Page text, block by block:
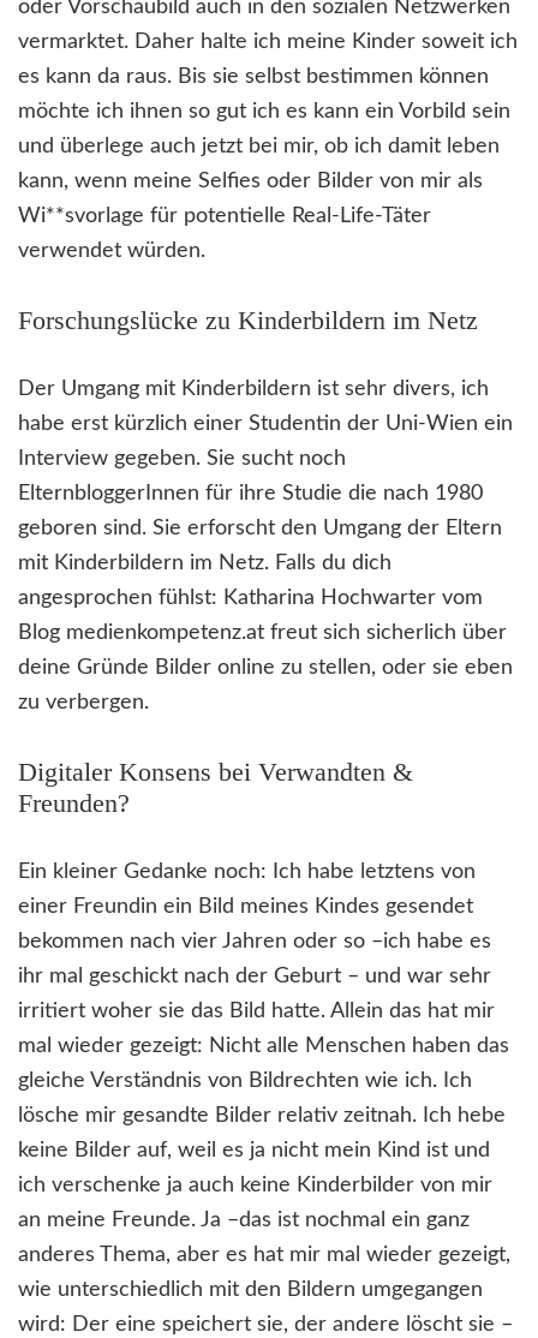
oder Vorschaubild auch in den sozialen Netzwerken
vermarktet. Daher halte ich meine Kinder soweit ich
es kann da raus. Bis sie selbst bestimmen können
möchte ich ihnen so gut ich es kann ein Vorbild sein
und überlege auch jetzt bei mir, ob ich damit leben
kann, wenn meine Selfies oder Bilder von mir als
Wi**svorlage für potentielle Real-Life-Täter
verwendet würden.
Forschungslücke zu Kinderbildern im Netz
Der Umgang mit Kinderbildern ist sehr divers, ich
habe erst kürzlich einer Studentin der Uni-Wien ein
Interview gegeben. Sie sucht noch
ElternbloggerInnen für ihre Studie die nach 1980
geboren sind. Sie erforscht den Umgang der Eltern
mit Kinderbildern im Netz. Falls du dich
angesprochen fühlst: Katharina Hochwarter vom
Blog medienkompetenz.at freut sich sicherlich über
deine Gründe Bilder online zu stellen, oder sie eben
zu verbergen.
Digitaler Konsens bei Verwandten &
Freunden?
Ein kleiner Gedanke noch: Ich habe letztens von
einer Freundin ein Bild meines Kindes gesendet
bekommen nach vier Jahren oder so –ich habe es
ihr mal geschickt nach der Geburt – und war sehr
irritiert woher sie das Bild hatte. Allein das hat mir
mal wieder gezeigt: Nicht alle Menschen haben das
gleiche Verständnis von Bildrechten wie ich. Ich
lösche mir gesandte Bilder relativ zeitnah. Ich hebe
keine Bilder auf, weil es ja nicht mein Kind ist und
ich verschenke ja auch keine Kinderbilder von mir
an meine Freunde. Ja –das ist nochmal ein ganz
anderes Thema, aber es hat mir mal wieder gezeigt,
wie unterschiedlich mit den Bildern umgegangen
wird: Der eine speichert sie, der andere löscht sie –